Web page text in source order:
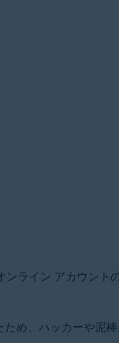
ライン アカウント
め、ハッカーや泥